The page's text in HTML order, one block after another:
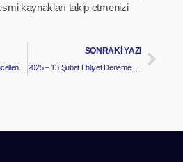
kaynakları takip etmenizi
SONRAKI YAZI